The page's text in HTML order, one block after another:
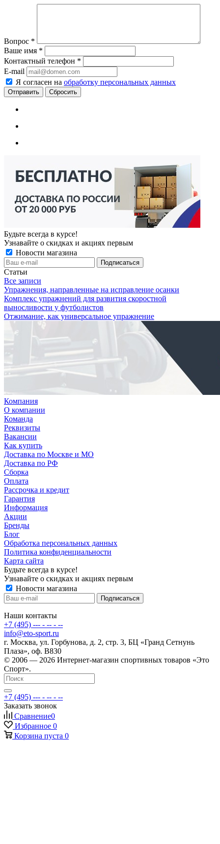
Вопрос *
Ваше имя *
Контактный телефон *
E-mail
Я согласен на обработку персональных данных
Сбросить
Будьте всегда в курсе!
Узнавайте о скидках и акциях первым
Новости магазина
Статьи
Все записи
Упражнения, направленные на исправление осанки
Комплекс упражнений для развития скоростной
выносливости у футболистов
Отжимание, как универсальное упражнение
Компания
О компании
Команда
Реквизиты
Вакансии
Как купить
Доставка по Москве и МО
Доставка по РФ
Сборка
Оплата
Рассрочка и кредит
Гарантия
Информация
Акции
Бренды
Блог
Обработка персональных данных
Политика конфиденциальности
Карта сайта
Будьте всегда в курсе!
Узнавайте о скидках и акциях первым
Новости магазина
Наши контакты
+7 (495) --- - -- - --
info@eto-sport.ru
г. Москва, ул. Горбунова, д. 2, стр. 3, БЦ «Гранд Сетнунь
Плаза», оф. В830
© 2006 — 2026 Интернет-магазин спортивных товаров «Это
Спорт».
+7 (495) --- - -- - --
Заказать звонок
Сравнение0
Избранное 0
Корзина пуста 0